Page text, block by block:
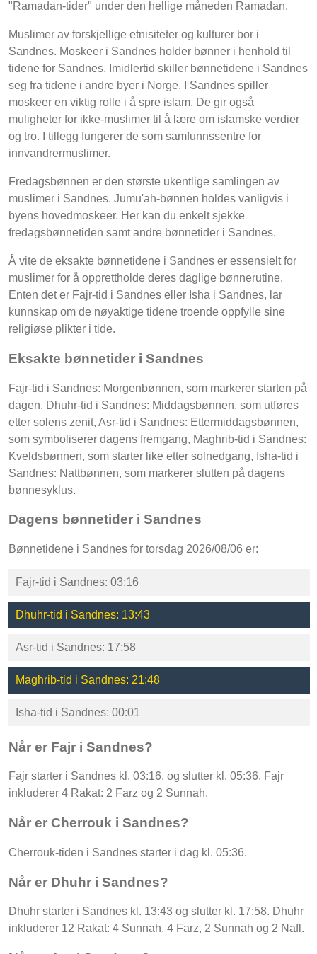
"Ramadan-tider" under den hellige måneden Ramadan.
Muslimer av forskjellige etnisiteter og kulturer bor i
Sandnes. Moskeer i Sandnes holder bønner i henhold til
tidene for Sandnes. Imidlertid skiller bønnetidene i Sandnes
seg fra tidene i andre byer i Norge. I Sandnes spiller
moskeer en viktig rolle i å spre islam. De gir også
muligheter for ikke-muslimer til å lære om islamske verdier
og tro. I tillegg fungerer de som samfunnssentre for
innvandrermuslimer.
Fredagsbønnen er den største ukentlige samlingen av
muslimer i Sandnes. Jumu'ah-bønnen holdes vanligvis i
byens hovedmoskeer. Her kan du enkelt sjekke
fredagsbønnetiden samt andre bønnetider i Sandnes.
Å vite de eksakte bønnetidene i Sandnes er essensielt for
muslimer for å opprettholde deres daglige bønnerutine.
Enten det er Fajr-tid i Sandnes eller Isha i Sandnes, lar
kunnskap om de nøyaktige tidene troende oppfylle sine
religiøse plikter i tide.
Eksakte bønnetider i Sandnes
Fajr-tid i Sandnes: Morgenbønnen, som markerer starten på
dagen, Dhuhr-tid i Sandnes: Middagsbønnen, som utføres
etter solens zenit, Asr-tid i Sandnes: Ettermiddagsbønnen,
som symboliserer dagens fremgang, Maghrib-tid i Sandnes:
Kveldsbønnen, som starter like etter solnedgang, Isha-tid i
Sandnes: Nattbønnen, som markerer slutten på dagens
bønnesyklus.
Dagens bønnetider i Sandnes
Bønnetidene i Sandnes for torsdag 2026/08/06 er:
Fajr-tid i Sandnes: 03:16
Dhuhr-tid i Sandnes: 13:43
Asr-tid i Sandnes: 17:58
Maghrib-tid i Sandnes: 21:48
Isha-tid i Sandnes: 00:01
Når er Fajr i Sandnes?
Fajr starter i Sandnes kl. 03:16, og slutter kl. 05:36. Fajr
inkluderer 4 Rakat: 2 Farz og 2 Sunnah.
Når er Cherrouk i Sandnes?
Cherrouk-tiden i Sandnes starter i dag kl. 05:36.
Når er Dhuhr i Sandnes?
Dhuhr starter i Sandnes kl. 13:43 og slutter kl. 17:58. Dhuhr
inkluderer 12 Rakat: 4 Sunnah, 4 Farz, 2 Sunnah og 2 Nafl.